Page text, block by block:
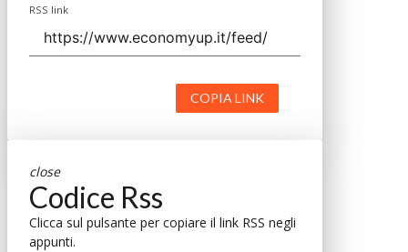
RSS link
COPIA LINK
close
Codice Rss
Clicca sul pulsante per copiare il link RSS negli
appunti.